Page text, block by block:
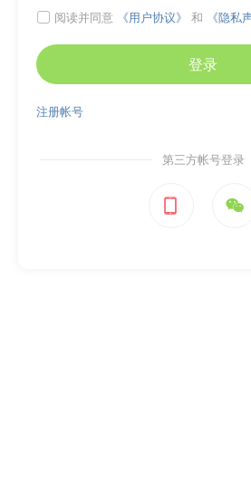
 阅读并同意 《用户协议》 和 《隐私
登录
注册帐号
第三方帐号登录
 